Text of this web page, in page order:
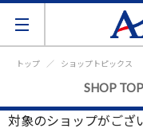
トップ ショップトピックス
SHOP
対象のショップがござ